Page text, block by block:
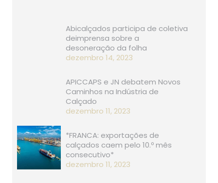
Abicalçados participa de coletiva
deimprensa sobre a
desoneração da folha
dezembro 14, 2023
APICCAPS e JN debatem Novos
Caminhos na Indústria de
Calçado
dezembro 11, 2023
*FRANCA: exportações de
calçados caem pelo 10.º mês
consecutivo*
dezembro 11, 2023